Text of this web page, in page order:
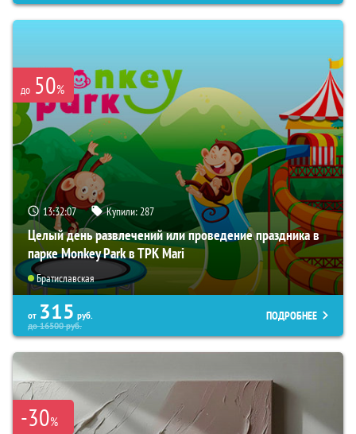
до 50%
13:32:05 Купили:287
Целый день развлечений или проведение праздника в
парке Monkey Park в ТРК Mari
Братиславская
от 315 руб.
до16500руб.
ПОДРОБНЕЕ
-30%